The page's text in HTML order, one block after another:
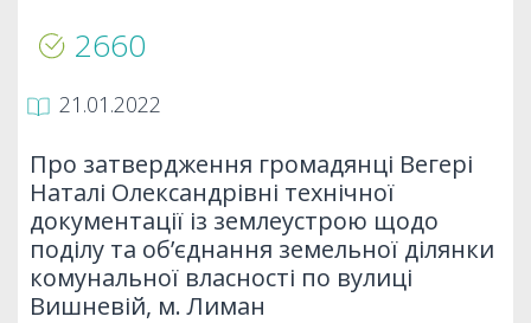
2660
21.01.2022
Про затвердження громадянці Вегері
Наталі Олександрівні технічної
документації із землеустрою щодо
поділу та об’єднання земельної ділянки
комунальної власності по вулиці
Вишневій, м. Лиман